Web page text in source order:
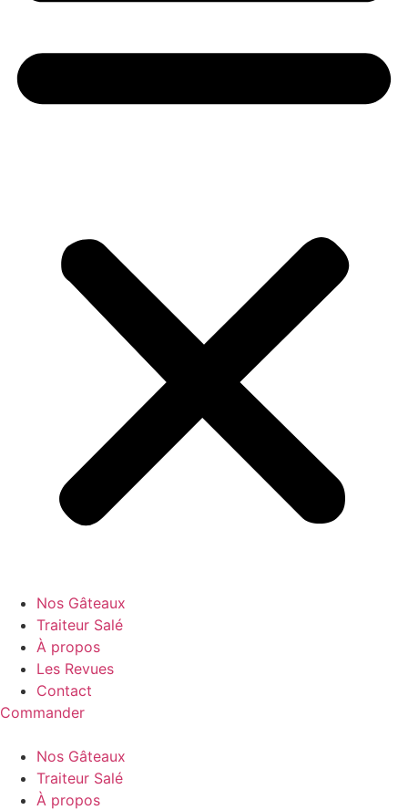
Nos Gâteaux
Traiteur Salé
À propos
Les Revues
Contact
Commander
Nos Gâteaux
Traiteur Salé
À propos